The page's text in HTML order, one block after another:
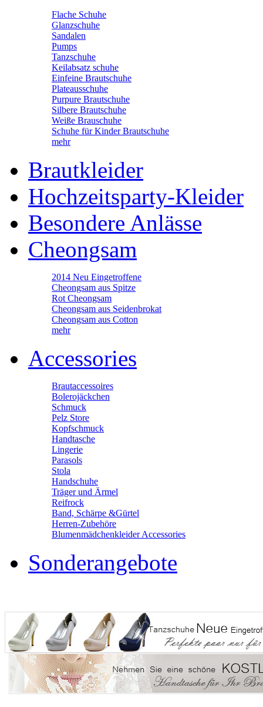
Flache Schuhe
Glanzschuhe
Sandalen
Pumps
Tanzschuhe
Keilabsatz schuhe
Einfeine Brautschuhe
Plateausschuhe
Purpure Brautschuhe
Silbere Brautschuhe
Weiße Brauschuhe
Schuhe für Kinder Brautschuhe
mehr
Brautkleider
Hochzeitsparty-Kleider
Besondere Anlässe
Cheongsam
2014 Neu Eingetroffene
Cheongsam aus Spitze
Rot Cheongsam
Cheongsam aus Seidenbrokat
Cheongsam aus Cotton
mehr
Accessories
Brautaccessoires
Bolerojäckchen
Schmuck
Pelz Store
Kopfschmuck
Handtasche
Lingerie
Parasols
Stola
Handschuhe
Träger und Ärmel
Reifrock
Band, Schärpe &Gürtel
Herren-Zubehöre
Blumenmädchenkleider Accessories
Sonderangebote